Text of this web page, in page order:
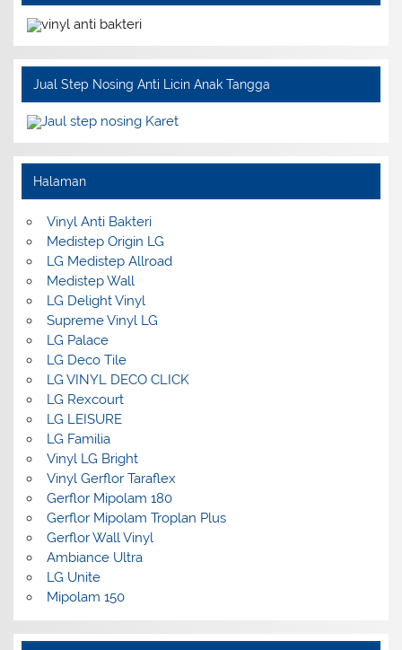
Jual Step Nosing Anti Licin Anak Tangga
Halaman
Vinyl Anti Bakteri
Medistep Origin LG
LG Medistep Allroad
Medistep Wall
LG Delight Vinyl
Supreme Vinyl LG
LG Palace
LG Deco Tile
LG VINYL DECO CLICK
LG Rexcourt
LG LEISURE
LG Familia
Vinyl LG Bright
Vinyl Gerflor Taraflex
Gerflor Mipolam 180
Gerflor Mipolam Troplan Plus
Gerflor Wall Vinyl
Ambiance Ultra
LG Unite
Mipolam 150